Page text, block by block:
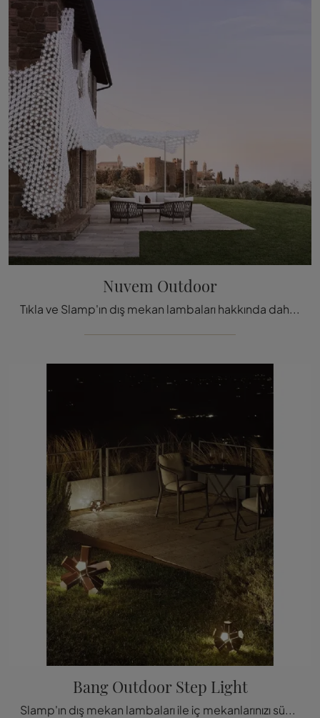
Nuvem Outdoor
Tıkla ve Slamp'ın dış mekan lambaları hakkında daha fazla bilgi edin: Polikarbonattan yapılmış Nuvem
Bang Outdoor Step Light
Slamp'ın dış mekan lambaları ile iç mekanlarınızı süsleyebilirsiniz: Tıklayın ve Bang Outdoor Step Light